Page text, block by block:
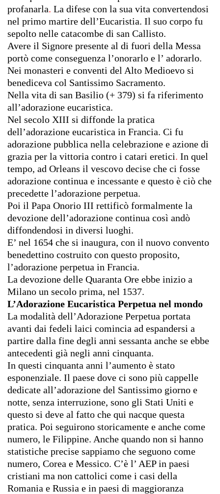
profanarla. La difese con la sua vita convertendosi
nel primo martire dell’Eucaristia. Il suo corpo fu
sepolto nelle catacombe di san Callisto.
Avere il Signore presente al di fuori della Messa
portò come conseguenza l’onorarlo e l’ adorarlo.
Nei monasteri e conventi del Alto Medioevo si
benediceva col Santissimo Sacramento.
Nella vita di san Basilio (+ 379) si fa riferimento
all’adorazione eucaristica.
Nel secolo XIII si diffonde la pratica
dell’adorazione eucaristica in Francia. Ci fu
adorazione pubblica nella celebrazione e azione di
grazia per la vittoria contro i catari eretici. In quel
tempo, ad Orleans il vescovo decise che ci fosse
adorazione continua e incessante e questo è ciò che
precedette l’adorazione perpetua.
Poi il Papa Onorio III rettificò formalmente la
devozione dell’adorazione continua così andò
diffondendosi in diversi luoghi.
E’ nel 1654 che si inaugura, con il nuovo convento
benedettino costruito con questo proposito,
l’adorazione perpetua in Francia.
La devozione delle Quaranta Ore ebbe inizio a
Milano un secolo prima, nel 1537.
L’Adorazione Eucaristica Perpetua nel mondo
La modalità dell’Adorazione Perpetua portata
avanti dai fedeli laici comincia ad espandersi a
partire dalla fine degli anni sessanta anche se ebbe
antecedenti già negli anni cinquanta.
In questi cinquanta anni l’aumento è stato
esponenziale. Il paese dove ci sono più cappelle
dedicate all’adorazione del Santissimo giorno e
notte, senza interruzione, sono gli Stati Uniti e
questo si deve al fatto che qui nacque questa
pratica. Poi seguirono storicamente e anche come
numero, le Filippine. Anche quando non si hanno
statistiche precise sappiamo che seguono come
numero, Corea e Messico. C’è l’ AEP in paesi
cristiani ma non cattolici come i casi della
Romania e Russia e in paesi di maggioranza